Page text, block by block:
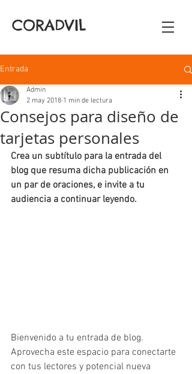
CORADVIL
Entrada
Consejos para diseño de
tarjetas personales
Admin
2 may 2018 1 min de lectura
Crea un subtítulo para la entrada del
blog que resuma dicha publicación en
un par de oraciones, e invite a tu
audiencia a continuar leyendo.
Bienvenido a tu entrada de blog.
Aprovecha este espacio para conectarte
con tus lectores y potencial nueva